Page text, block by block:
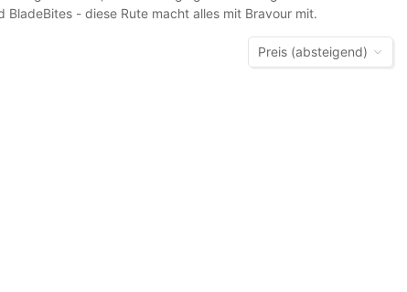
- diese Rute macht alles mit Bravour mit.
Preis (absteigend)